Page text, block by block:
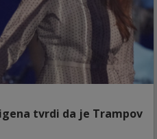
tvrdi da je Trampov